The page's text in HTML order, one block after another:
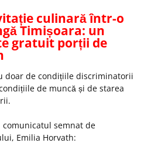
culinară într-o
Timișoara: un
gratuit porții de
doar de condițiile discriminatorii
de muncă și de starea
semnat de
Emilia Horvath: